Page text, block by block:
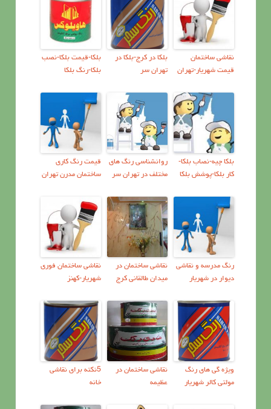
نقاشی ساختمان
قیمت شهریار-تهران
بلکا در کرج-بلکا در
تهران سر
بلکا-قیمت بلکا-نصب
بلکا-رنگ بلکا
بلکا چیه-نصاب بلکا-
کار بلکا-پوشش بلکا
روانشناسي رنگ هاي
مختلف در تهران سر
قیمت رنگ کاری
ساختمان مدرن تهران
رنگ مدرسه و نقاشی
دیوار در شهریار
نقاشی ساختمان در
میدان طالقانی کرج
نقاشي ساختمان فوري
شهریار-کهنز
ویژه گی های رنگ
مولتی کالر شهریار
نقاشی ساختمان در
عظیمه
5نکته برای نقاشی
خانه